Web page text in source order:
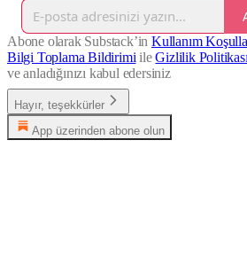
Abone olarak Substack’inKullanım
Bilgi Toplama BildirimiileGizlilik
ve anladığınızı kabul edersiniz
Hayır, teşekkürler
App üzerinden abone olun